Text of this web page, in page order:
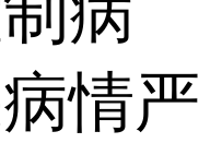
病
情严